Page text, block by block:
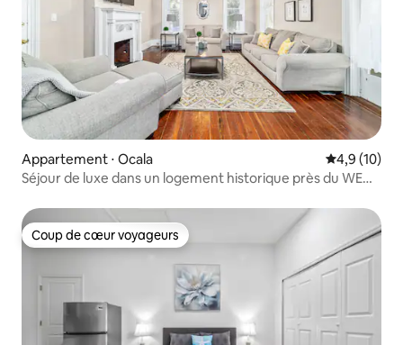
Appartement ⋅ Ocala Évaluation
4,9 (10)
Séjour de luxe dans un logement historique près du WEC |
Coup de cœur voyageurs
Coup de cœur voyageurs